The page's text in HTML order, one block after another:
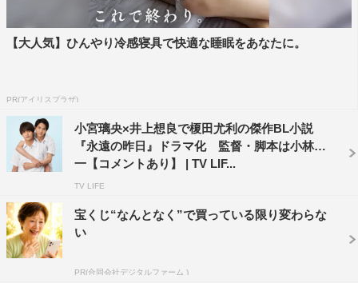
MBSプロデューサー コメント
愛の在り方を描く作品の中で、想像を超えた実りある出会
いがありました。
素晴らしいお芝居で生きてくださったキャストの皆さま、
美しく胸を突く物語を作り上げてくださったクリエイター
皆さまに深く深く感謝をし、さらなる愛情と情熱を込めて
「ドラマシャワー」枠を継続させていただく運びとなりま
した。
【大人気】ひんやり冷感寝具で快適な睡眠をあなたに。
PR(アイリスプラザ)
小宮璃央×井上想良で榎田尤利の傑作BL小説
『永遠の昨日』ドラマ化 監督・脚本は小林啓
一【コメントあり】 | TV LIF...
TV LIFE
宝くじ“なんとなく”で買っている限り変わらな
い
PR(合同会社デジタルファーム )